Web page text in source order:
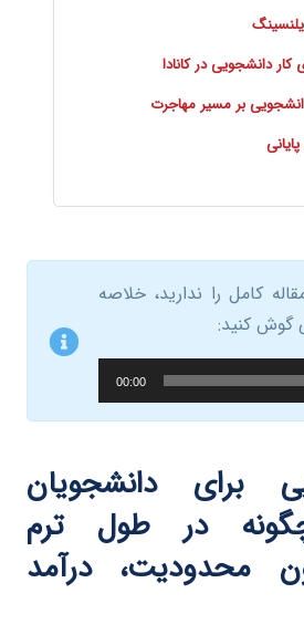
کامل را ندارید، خلاصه
گوش کنید:
00:00
برای دانشجویان
چگونه در طول ترم
محدودیت، درآمد